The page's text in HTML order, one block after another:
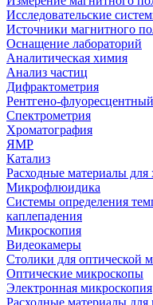
Исследовательские
Источники магнитного
Оснащение лабораторий
Аналитическая химия
Анализ частиц
Дифрактометрия
Рентгено-
Спектрометрия
Хроматография
ЯМР
Катализ
Расходные материалы для
Микрофлюидика
Системы определения
каплепадения
Микроскопия
Видеокамеры
Столики для оптической
Оптические микроскопы
Электронная микроскопия
Расходные материалы